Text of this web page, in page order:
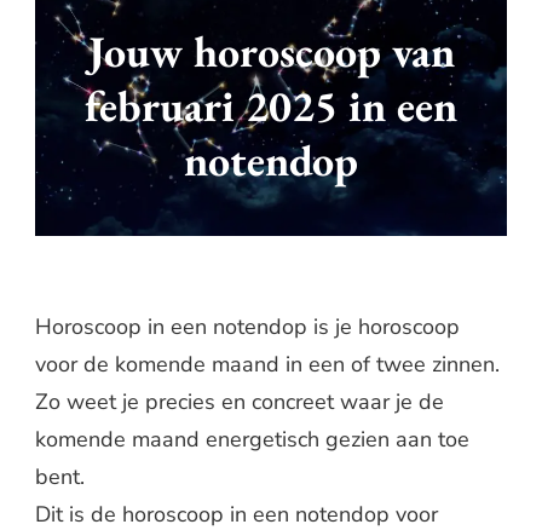
Jouw horoscoop van
februari 2025 in een
notendop
Horoscoop in een notendop is je horoscoop
voor de komende maand in een of twee zinnen.
Zo weet je precies en concreet waar je de
komende maand energetisch gezien aan toe
bent.
Dit is de horoscoop in een notendop voor